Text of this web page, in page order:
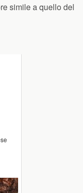
simile a quello del